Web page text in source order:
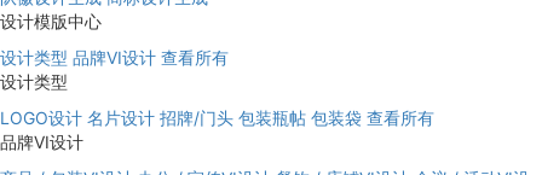
设计模版中心
设计类型 品牌VI设计 查看所有
设计类型
LOGO设计 名片设计 招牌/门头 包装瓶帖 包装袋 查看所有
品牌VI设计